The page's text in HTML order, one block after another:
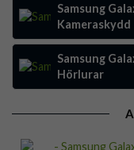
Samsung
Kameraskydd
Samsung
Hörlurar